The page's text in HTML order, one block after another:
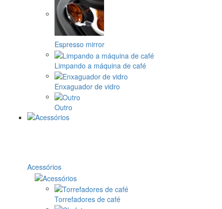
Espresso mirror
Limpando a máquina de café
Enxaguador de vidro
Outro
Acessórios
Torrefadores de café